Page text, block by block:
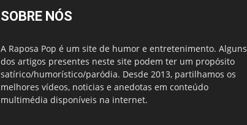
SOBRE NÓS
A Raposa Pop é um site de humor e entretenimento. Alguns
dos artigos presentes neste site podem ter um propósito
satírico/humorístico/paródia. Desde 2013, partilhamos os
melhores vídeos, noticias e anedotas em conteúdo
multimédia disponíveis na internet.